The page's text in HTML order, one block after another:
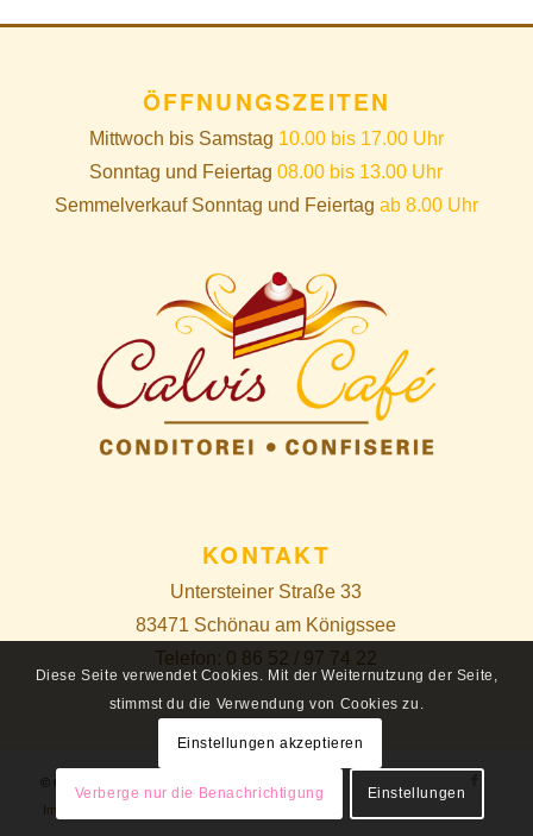
ÖFFNUNGSZEITEN
Mittwoch bis Samstag 10.00 bis 17.00 Uhr
Sonntag und Feiertag08.00 bis 13.00 Uhr
Semmelverkauf Sonntag und Feiertag ab 8.00 Uhr
KONTAKT
Untersteiner Straße 33
83471 Schönau am Königssee
Telefon: 0 86 52 / 97 74 22
© Copyright - Café Calvis
Impressum
Diese Seite verwendet Cookies. Mit der Weiternutzung der Seite,
stimmst du die Verwendung von Cookies zu.
Einstellungen akzeptieren
Verberge nur die Benachrichtigung Einstellungen